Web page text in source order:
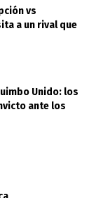
vs
a un rival que
Unido: los
ante los